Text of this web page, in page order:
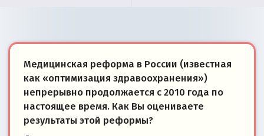
Медицинская реформа в России (известная
как «оптимизация здравоохранения»)
непрерывно продолжается с 2010 года по
настоящее время. Как Вы оцениваете
результаты этой реформы?